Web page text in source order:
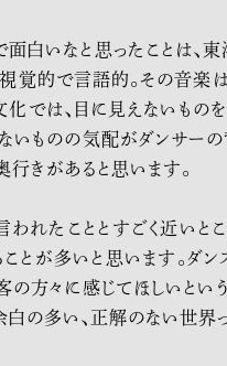
面白いなと思ったことは
覚的で言語的。その音楽
では、目に見えないもの
いものの気配がダンサー
きがあると思います。
われたこととすごく近い
とが多いと思います。ダ
方々に感じてほしいとい
の多い、正解のない世界